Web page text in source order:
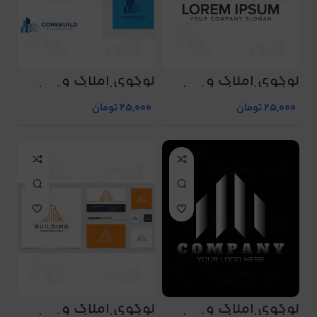
لوگوی املاک و
ساختمان طرح شماره
472
25,000تومان
لوگوی املاک و
ساختمان طرح شماره
473
25,000تومان
لوگوی املاک و لوگوی املاک و